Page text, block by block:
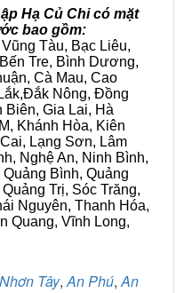
Hạ Củ Chi có mặt
bao gồm:
Tàu, Bạc Liêu,
Tre, Bình Dương,
Cà Mau, Cao
Nông, Đồng
Gia Lai, Hà
Khánh Hòa, Kiên
Lạng Sơn, Lâm
Nghệ An, Ninh Bình,
Bình, Quảng
Trị, Sóc Trăng,
Nguyên, Thanh Hóa,
Quang, Vĩnh Long,
Tây,An Phú,An